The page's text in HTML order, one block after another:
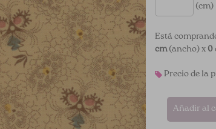
(cm)
Está
cm(ancho) x 0
Precio de la
Añadir al